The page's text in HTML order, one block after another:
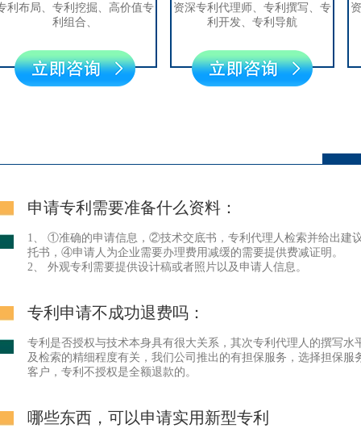
、专利挖掘、高价值专
利组合、
资深专利代理师、专利撰写、专
利开发、专利导航
资深专
申请专利需要准备什么资料：
1、 ①准确的申请信息，②技术交底书，专利代理人检索并给出建
托书，④申请人为企业需要办理费用减缓的需要提供费减证明。
2、 外观专利需要提供设计稿或者照片以及申请人信息。
专利申请不成功退费吗：
专利是否授权与技术本身具有很大关系，其次专利代理人的撰写水
及检索的精细程度有关，我们公司推出的有担保服务，选择担保服
客户，专利不授权是全额退款的。
哪些东西，可以申请实用新型专利